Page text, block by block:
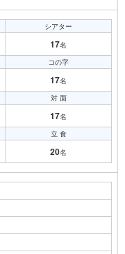
シアター
17名
コの字
17名
対 面
17名
立 食
20名